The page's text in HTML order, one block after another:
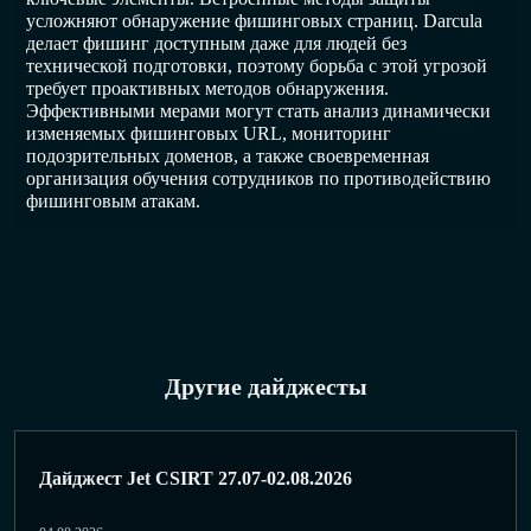
усложняют обнаружение фишинговых страниц. Darcula
делает фишинг доступным даже для людей без
технической подготовки, поэтому борьба с этой угрозой
требует проактивных методов обнаружения.
Эффективными мерами могут стать анализ динамически
изменяемых фишинговых URL, мониторинг
подозрительных доменов, а также своевременная
организация обучения сотрудников по противодействию
фишинговым атакам.
Другие дайджесты
Дайджест Jet CSIRT 27.07-02.08.2026